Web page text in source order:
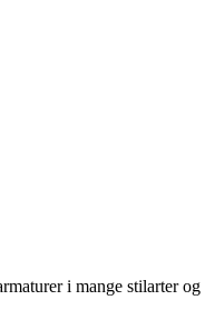
i mange stilarter og